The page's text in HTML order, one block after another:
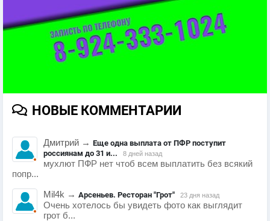
НОВЫЕ КОММЕНТАРИИ
Дмитрий → Еще одна выплата от ПФР поступит
россиянам до 31 и...
8 дней назад
мухлют ПФР нет чтоб всем выплатить без всякий
попр...
Mil4k → Арсеньев. Ресторан "Грот" 23 дня назад
Очень хотелось бы увидеть фото как выглядит
грот б...